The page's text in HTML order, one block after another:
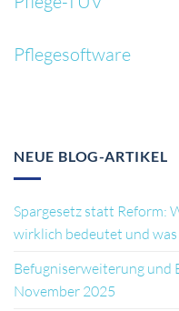
Pflegesoftware
NEUE BLOG-ARTIKEL
Spargesetz statt Reform:
wirklich bedeutet und
Befugniserweiterung und
November 2025